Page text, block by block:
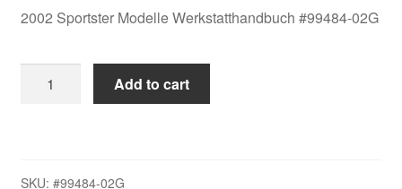
2002 Sportster Modelle Werkstatthandbuch #99484-02G
2002
Add to cart
SKU: #99484-02G